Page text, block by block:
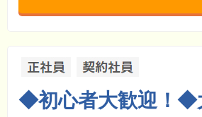
◆初心者大歓迎！◆